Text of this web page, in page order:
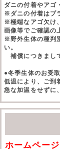
ダニの付着やアゴ
※ダニの付着はブ
※極端なアゴ欠け
画像等でご確認の
※野外生体の種判
い。
補償につきまし
●冬季生体のお受
低温により、ご到
急な加温をせずに
ホームペー